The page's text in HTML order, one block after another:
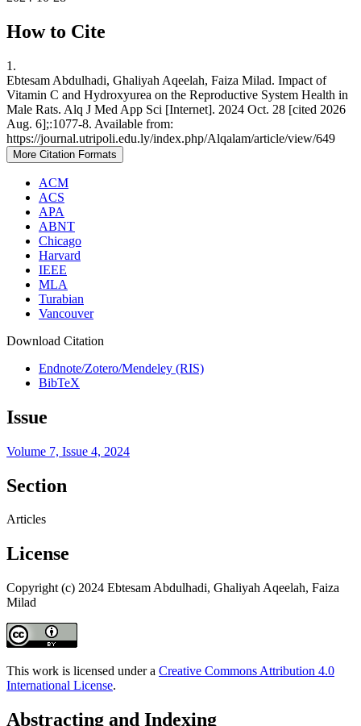
How to Cite
1.
Ebtesam Abdulhadi, Ghaliyah Aqeelah, Faiza Milad. Impact of
Vitamin C and Hydroxyurea on the Reproductive System Health in
Male Rats. Alq J Med App Sci [Internet]. 2024 Oct. 28 [cited 2026
Aug. 6];:1077-8. Available from:
https://journal.utripoli.edu.ly/index.php/Alqalam/article/view/649
More Citation Formats
ACM
ACS
APA
ABNT
Chicago
Harvard
IEEE
MLA
Turabian
Vancouver
Download Citation
Endnote/Zotero/Mendeley (RIS)
BibTeX
Issue
Volume 7, Issue 4, 2024
Section
Articles
License
Copyright (c) 2024 Ebtesam Abdulhadi, Ghaliyah Aqeelah, Faiza
Milad
This work is licensed under a Creative Commons Attribution 4.0
International License.
Abstracting and Indexing